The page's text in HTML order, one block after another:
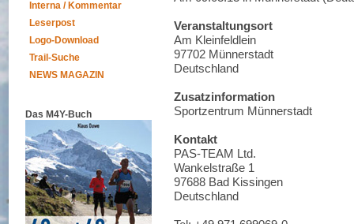
Interna / Kommentar
Leserpost
Logo-Download
Trail-Suche
NEWS MAGAZIN
Das M4Y-Buch
Veranstaltungsort
Am Kleinfeldlein
97702 Münnerstadt
Deutschland
Zusatzinformation
Sportzentrum Münnerstadt
Kontakt
PAS-TEAM Ltd.
Wankelstraße 1
97688 Bad Kissingen
Deutschland